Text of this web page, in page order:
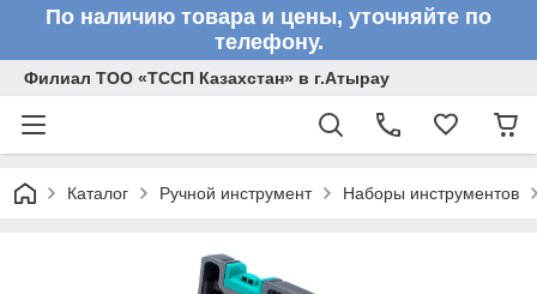
По наличию товара и цены, уточняйте по
телефону.
Филиал ТОО «ТССП Казахстан» в г.Атырау
Каталог Ручной инструмент Наборы инструментов